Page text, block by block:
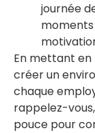
journée
En mettant en
créer un
chaque
rappelez-
pouce pour